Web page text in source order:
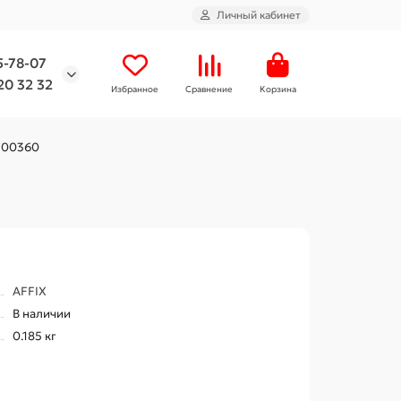
Личный кабинет
78-07
32 32
Избранное Сравнение Корзина
AFFIX
В наличии
0.185 кг